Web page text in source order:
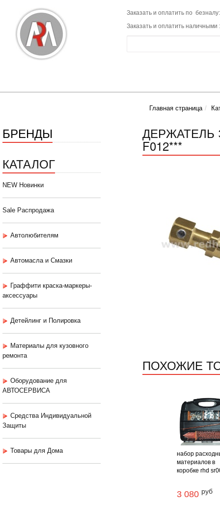
Заказать и оплатить по
Заказать и оплатить наличными
Главная страница
БРЕНДЫ
КАТАЛОГ
NEW Новинки
Sale Распродажа
Автолюбителям
Автомасла и Смазки
Граффити краска-маркеры-
аксессуары
Детейлинг и Полировка
Материалы для кузовного
ремонта
Оборудование для
АВТОСЕРВИСА
Средства Индивидуальной
Защиты
Товары для Дома
ДЕРЖАТЕЛЬ
F012***
ПОХОЖИЕ
набор
материалов в
коробке rhd
3 080 руб